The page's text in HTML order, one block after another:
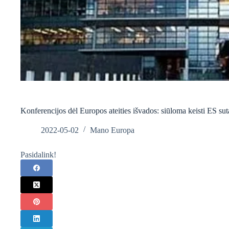
Konferencijos dėl Europos ateities išvados: siūloma keisti ES
2022-05-02 Mano Europa
Pasidalink!